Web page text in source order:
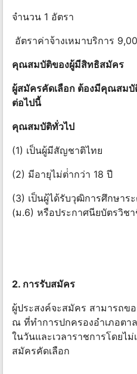
จำนวน 1 อัตรา
อัตราค่าจ้างเหมาบริการ
คุณสมบัติของผู้มีสิทธิสมัคร
ผู้สมัครคัดเลือก ต้องมีคุณสม
ต่อไปนี้
คุณสมบัติทั่วไป
(1) เป็นผู้มีสัญชาติไทย
(2) มีอายุไม่ต่ํากว่า 18 ปี
(3) เป็นผู้ได้รับวุฒิการศึกษาร
(ม.6) หรือประกาศนียบัตรวิช
2. การรับสมัคร
ผู้ประสงค์จะสมัคร สามารถข
ณ ที่ทําการปกครองอําเภอตา
ในวันและเวลาราชการโดยไ
สมัครคัดเลือก